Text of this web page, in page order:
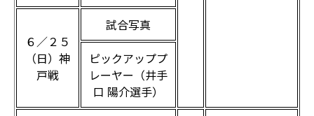
６／２５
（日）神
戸戦
試合写真
ピックアッププ
レーヤー（井手
口 陽介選手）